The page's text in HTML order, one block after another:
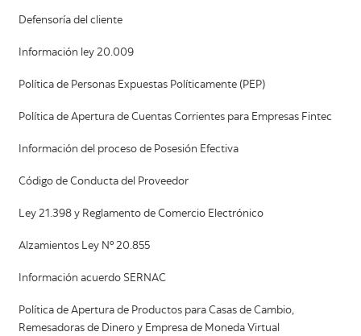
Defensoría del cliente
Información ley 20.009
Política de Personas Expuestas Políticamente (PEP)
Política de Apertura de Cuentas Corrientes para Empresas Fintec
Información del proceso de Posesión Efectiva
Código de Conducta del Proveedor
Ley 21.398 y Reglamento de Comercio Electrónico
Alzamientos Ley Nº 20.855
Información acuerdo SERNAC
Política de Apertura de Productos para Casas de Cambio,
Remesadoras de Dinero y Empresa de Moneda Virtual